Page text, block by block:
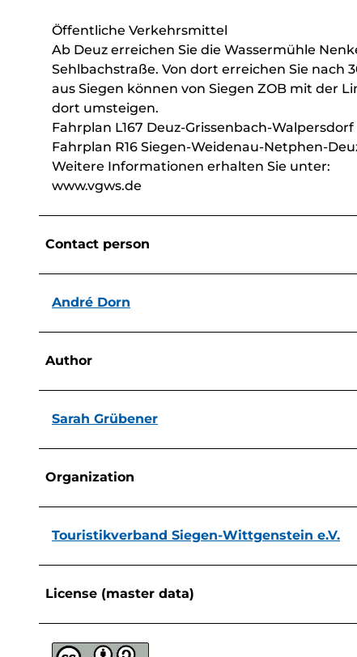
Öffentliche Verkehrsmittel
Ab Deuz erreichen Sie die Wassermühle
Sehlbachstraße. Von dort erreichen Sie nach
aus Siegen können von Siegen ZOB mit der
dort umsteigen.
Fahrplan L167 Deuz-Grissenbach-Walpersdorf
Fahrplan R16 Siegen-Weidenau-Netphen-
Weitere Informationen erhalten Sie unter:
www.vgws.de
Contact person
André Dorn
Author
Sarah Grübener
Organization
Touristikverband Siegen-Wittgenstein e.V.
License (master data)